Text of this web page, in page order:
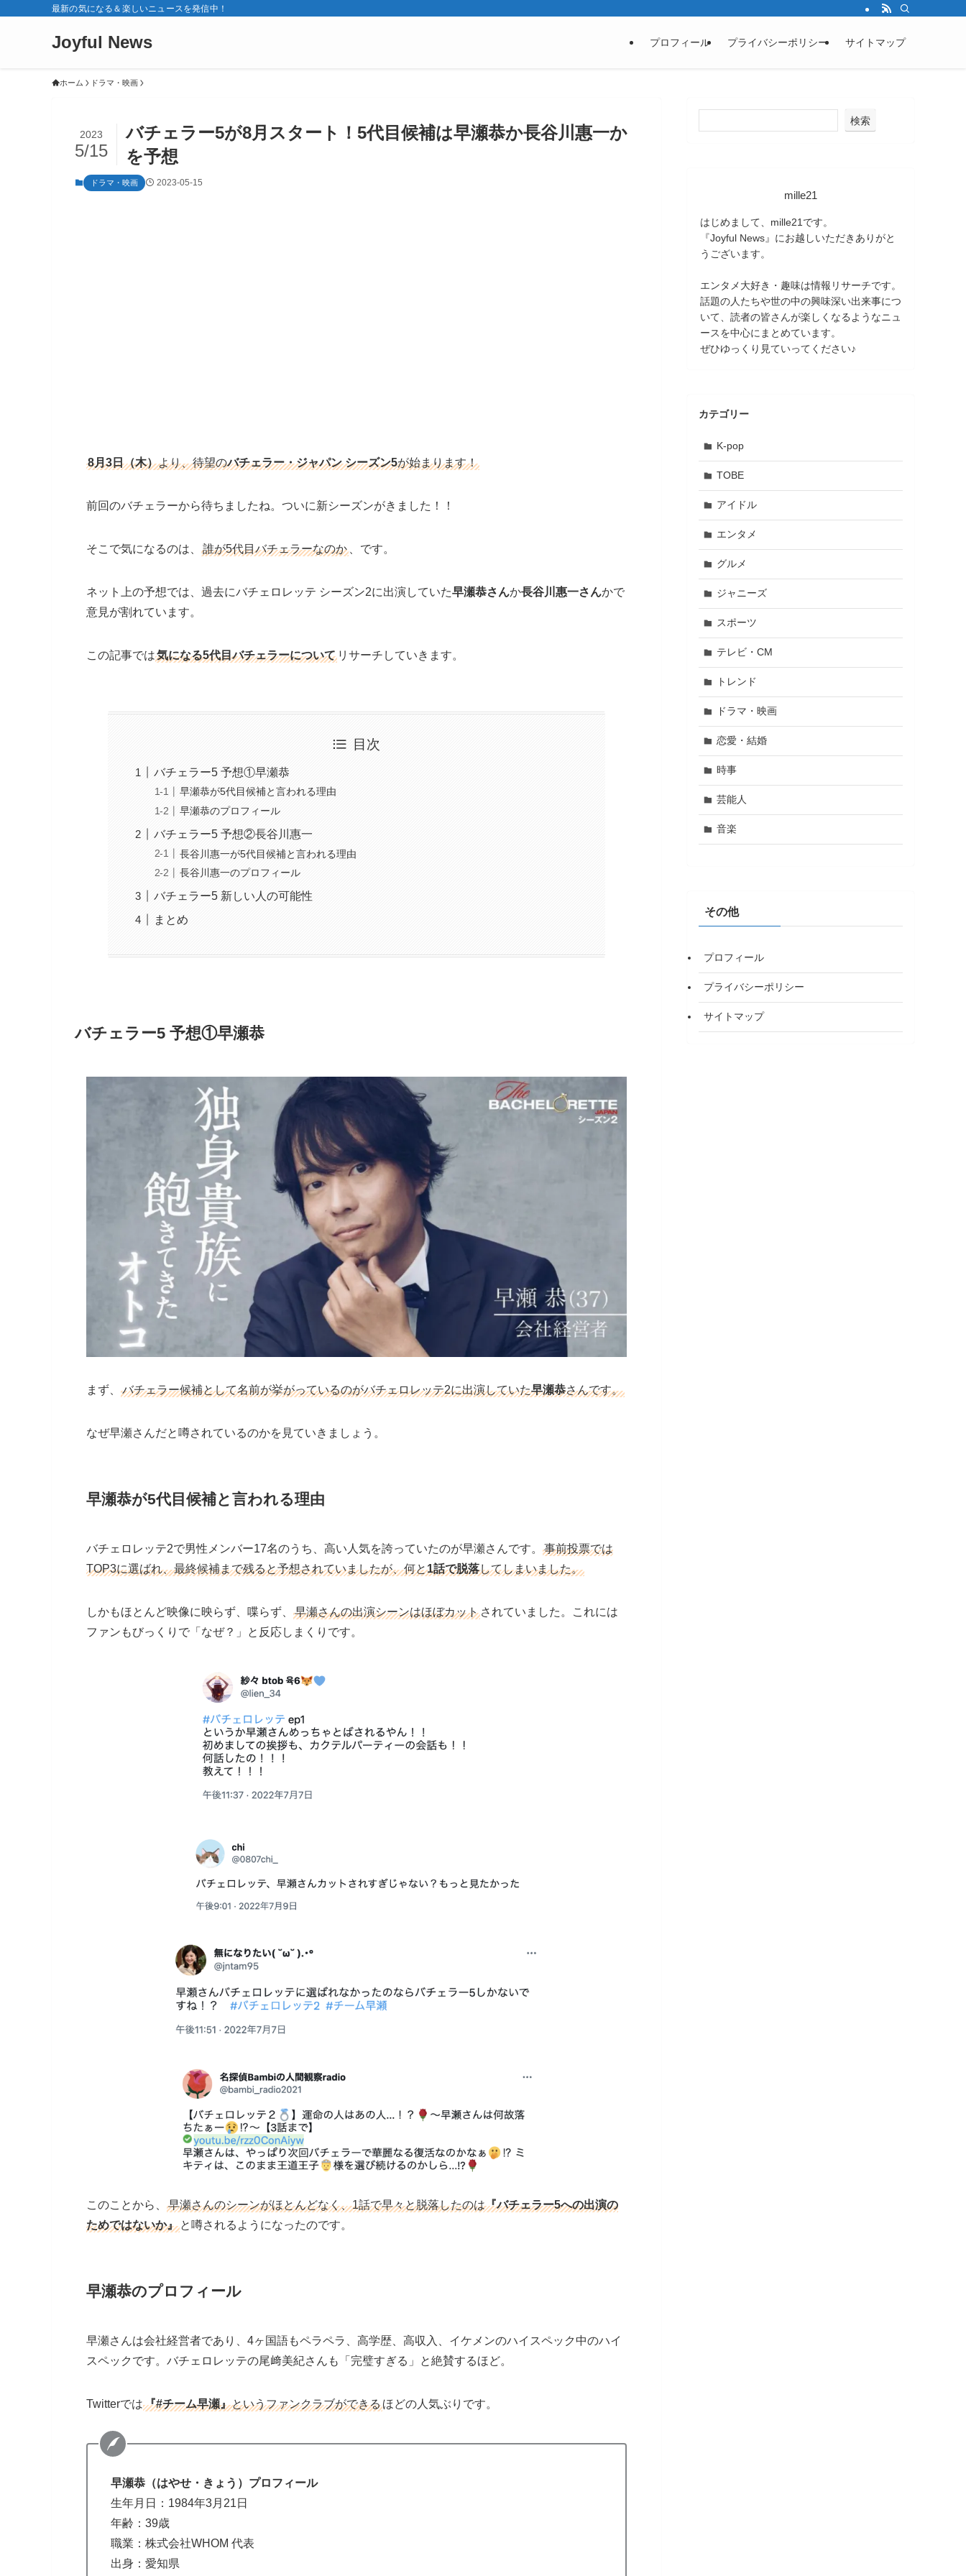
最新の気になる＆楽しいニュースを発信中！
Joyful News プロフィール プライバシーポリシー サイトマップ
ホーム ドラマ・映画
バチェラー5が8月スタート！5代目候補は早瀬恭か長谷川惠一か
を予想
2023
5/15
ドラマ・映画 2023-05-15
8月3日（木）より、待望のバチェラー・ジャパン シーズン5が始まります！
前回のバチェラーから待ちましたね。ついに新シーズンがきました！！
そこで気になるのは、 誰が5代目バチェラーなのか 、です。
ネット上の予想では、過去にバチェロレッテ シーズン2に出演していた早瀬恭さんか長谷川惠一さんかで
意見が割れています。
この記事では気になる5代目バチェラーについて リサーチしていきます。
目次
バチェラー5 予想①早瀬恭
早瀬恭が5代目候補と言われる理由
早瀬恭のプロフィール
バチェラー5 予想②長谷川惠一
長谷川惠一が5代目候補と言われる理由
長谷川惠一のプロフィール
バチェラー5 新しい人の可能性
まとめ
バチェラー5 予想①早瀬恭
まず、 バチェラー候補として名前が挙がっているのがバチェロレッテ2に出演していた早瀬恭さんです。
なぜ早瀬さんだと噂されているのかを見ていきましょう。
早瀬恭が5代目候補と言われる理由
バチェロレッテ2で男性メンバー17名のうち、高い人気を誇っていたのが早瀬さんです。
事前投票では
TOP3に選ばれ、最終候補まで残ると予想されていましたが、何と1話で脱落してしまいました。
しかもほとんど映像に映らず、喋らず、 早瀬さんの出演シーンはほぼカット されていました。これには
ファンもびっくりで「なぜ？」と反応しまくりです。
このことから、 早瀬さんのシーンがほとんどなく、1話で早々と脱落したのは『バチェラー5への出演の
ためではないか』 と噂されるようになったのです。
早瀬恭のプロフィール
早瀬さんは会社経営者であり、4ヶ国語もペラペラ、高学歴、高収入、イケメンのハイスペック中のハイ
スペックです。バチェロレッテの尾﨑美紀さんも「完璧すぎる」と絶賛するほど。
Twitterでは『#チーム早瀬』というファンクラブができるほどの人気ぶりです。
早瀬恭（はやせ・きょう）プロフィール
生年月日：1984年3月21日
年齢：39歳
職業：株式会社WHOM 代表
出身：愛知県
検索
mille21
はじめまして、mille21です。
『Joyful News』にお越しいただきありがと
うございます。
エンタメ大好き・趣味は情報リサーチです。
話題の人たちや世の中の興味深い出来事につ
いて、読者の皆さんが楽しくなるようなニュ
ースを中心にまとめています。
ぜひゆっくり見ていってください♪
カテゴリー
K-pop
TOBE
アイドル
エンタメ
グルメ
ジャニーズ
スポーツ
テレビ・CM
トレンド
ドラマ・映画
恋愛・結婚
時事
芸能人
音楽
その他
プロフィール
プライバシーポリシー
サイトマップ